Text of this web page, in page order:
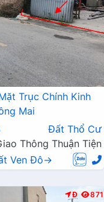
Trục Chính Kinh
Mai
Đất Thổ Cư
Thông Thuận Tiện
Ven Đô→
Đ 871